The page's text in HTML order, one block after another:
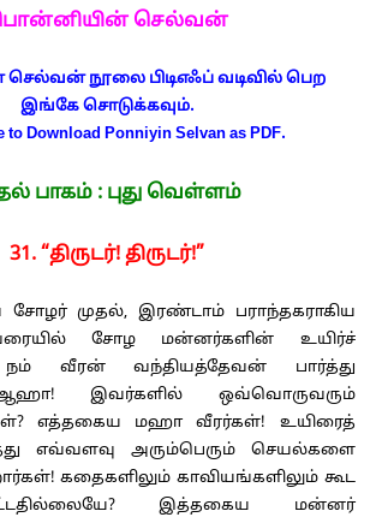
செல்வன்
நூலை பிடிஎஃப் வடிவில் பெற
இங்கே சொடுக்கவும்.
to Download Ponniyin Selvan as PDF.
பாகம் : புது வெள்ளம்
31. “திருடர்! திருடர்!”
முதல், இரண்டாம் பராந்தகராகிய
சோழ மன்னர்களின் உயிர்ச்
நம் வீரன் வந்தியத்தேவன் பார்த்து
ஆஹா! இவர்களில் ஒவ்வொருவரும்
எத்தகைய மஹா வீரர்கள்! உயிரைத்
எவ்வளவு அரும்பெரும் செயல்களை
கதைகளிலும் காவியங்களிலும் கூட
இத்தகைய மன்னர்